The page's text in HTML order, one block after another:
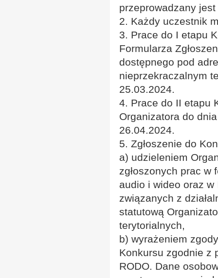
przeprowadzany
2. Każdy uczestnik
3. Prace do I etapu
Formularza
dostępnego pod
nieprzekraczalnym
25.03.2024.
4. Prace do II etapu
Organizatora do dnia
26.04.2024.
5. Zgłoszenie do
a) udzieleniem
zgłoszonych prac w
audio i wideo oraz
związanych z
statutową
terytorialnych,
b) wyrażeniem
Konkursu zgodnie z
RODO. Dane